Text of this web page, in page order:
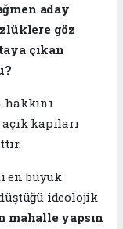
aday
göz
çıkan
kapıları
en büyük
ideolojik
yapsın